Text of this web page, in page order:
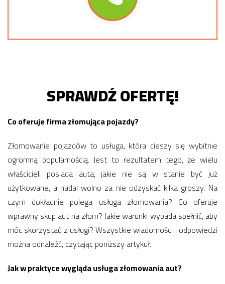
SPRAWDŹ OFERTĘ!
Co oferuje firma złomująca pojazdy?
Złomowanie pojazdów to usługa, która cieszy się wybitnie
ogromną popularnością. Jest to rezultatem tego, że wielu
właścicieli posiada auta, jakie nie są w stanie być już
użytkowane, a nadal wolno za nie odzyskać kilka groszy. Na
czym dokładnie polega usługa złomowania? Co oferuje
wprawny skup aut na złom? Jakie warunki wypada spełnić, aby
móc skorzystać z usługi? Wszystkie wiadomości i odpowiedzi
można odnaleźć, czytając poniższy artykuł.
Jak w praktyce wygląda usługa złomowania aut?